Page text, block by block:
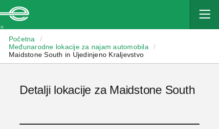
Početna
/
Međunarodne lokacije za najam automobila
/
Maidstone South in Ujedinjeno Kraljevstvo
Detalji lokacije za Maidstone South